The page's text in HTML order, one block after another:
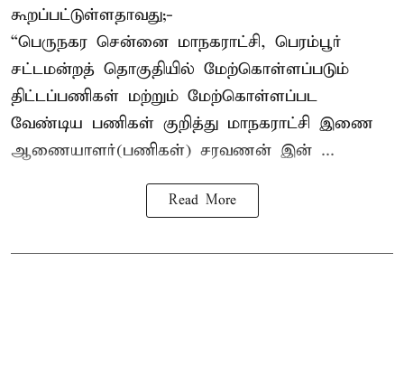
கூறப்பட்டுள்ளதாவது;-
“பெருநகர சென்னை மாநகராட்சி, பெரம்பூர்
சட்டமன்றத் தொகுதியில் மேற்கொள்ளப்படும்
திட்டப்பணிகள் மற்றும் மேற்கொள்ளப்பட
வேண்டிய பணிகள் குறித்து மாநகராட்சி இணை
ஆணையாளர்(பணிகள்) சரவணன் இன் ...
Read More